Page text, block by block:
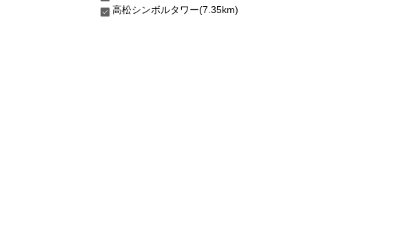
高松シンボルタワー(7.35km)